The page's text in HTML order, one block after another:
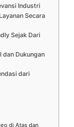
Industri
Secara
Sejak Dari
dan Dukungan
dari
di Atas dan